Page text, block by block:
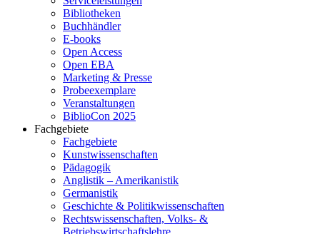
Bibliotheken
Buchhändler
E-books
Open Access
Open EBA
Marketing & Presse
Probeexemplare
Veranstaltungen
BiblioCon 2025
Fachgebiete
Fachgebiete
Kunstwissenschaften
Pädagogik
Anglistik – Amerikanistik
Germanistik
Geschichte & Politikwissenschaften
Rechtswissenschaften, Volks- &
Betriebswirtschaftslehre